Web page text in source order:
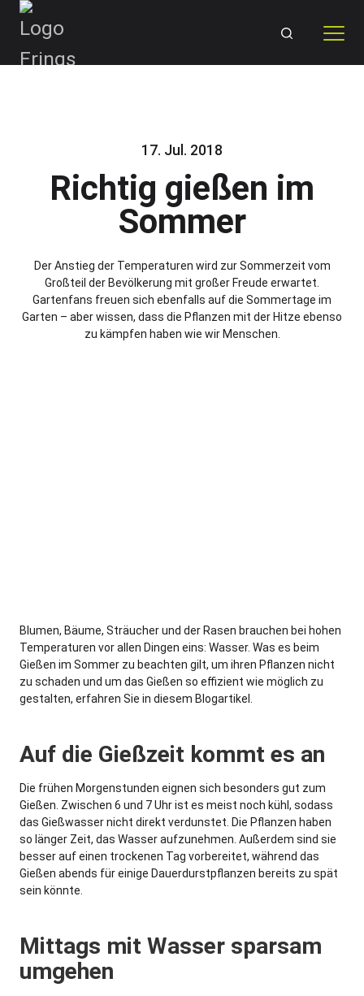
Richtig gießen im
Sommer
17. Jul. 2018
Der Anstieg der Temperaturen wird zur Sommerzeit vom
Großteil der Bevölkerung mit großer Freude erwartet.
Gartenfans freuen sich ebenfalls auf die Sommertage im
Garten – aber wissen, dass die Pflanzen mit der Hitze ebenso
zu kämpfen haben wie wir Menschen.
Blumen, Bäume, Sträucher und der Rasen brauchen bei hohen
Temperaturen vor allen Dingen eins: Wasser. Was es beim
Gießen im Sommer zu beachten gilt, um ihren Pflanzen nicht
zu schaden und um das Gießen so effizient wie möglich zu
gestalten, erfahren Sie in diesem Blogartikel.
Auf die Gießzeit kommt es an
Die frühen Morgenstunden eignen sich besonders gut zum
Gießen. Zwischen 6 und 7 Uhr ist es meist noch kühl, sodass
das Gießwasser nicht direkt verdunstet. Die Pflanzen haben
so länger Zeit, das Wasser aufzunehmen. Außerdem sind sie
besser auf einen trockenen Tag vorbereitet, während das
Gießen abends für einige Dauerdurstpflanzen bereits zu spät
sein könnte.
Mittags mit Wasser sparsam
umgehen